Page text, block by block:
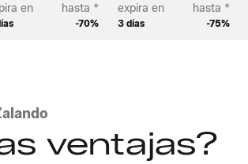
en hasta *
-70%
expira en
3 días
hasta *
-75%
ventajas?